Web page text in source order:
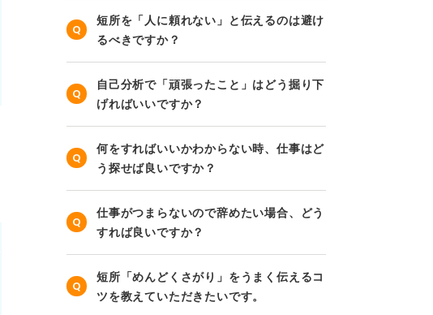
短所を「人に頼れない」と伝えるのは避け
るべきですか？
自己分析で「頑張ったこと」はどう掘り下
げればいいですか？
何をすればいいかわからない時、仕事はど
う探せば良いですか？
仕事がつまらないので辞めたい場合、どう
すれば良いですか？
短所「めんどくさがり」をうまく伝えるコ
ツを教えていただきたいです。